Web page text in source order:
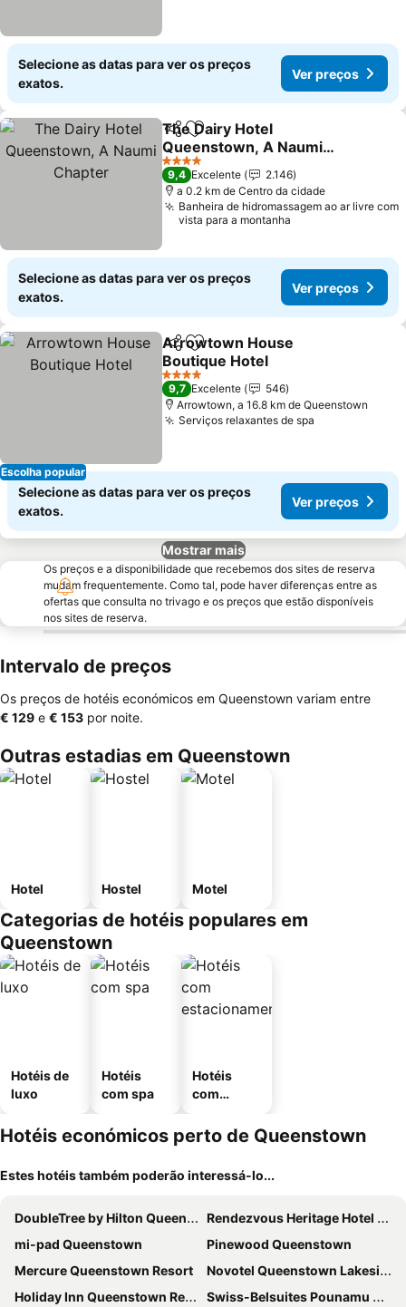
Selecione as datas para ver os preços
exatos.
Ver preços
PartilharAdicionar aos favoritos
The Dairy Hotel
Queenstown, A Naumi
Chapter
Ver preços
4 Estrelas
9,4 Excelente
2.146
a 0.2 km de Centro da cidade
Banheira de hidromassagem ao ar livre com
vista para a montanha
Selecione as datas para ver os preços
exatos.
Ver preços
Escolha popular
PartilharAdicionar aos favoritos
Arrowtown House
Boutique Hotel
Ver preços
4 Estrelas
9,7 Excelente
546
Arrowtown, a 16.8 km de Queenstown
Serviços relaxantes de spa
Selecione as datas para ver os preços
exatos.
Ver preços
Mostrar mais
Os preços e a disponibilidade que recebemos dos sites de reserva
mudam frequentemente. Como tal, pode haver diferenças entre as
ofertas que consulta no trivago e os preços que estão disponíveis
nos sites de reserva.
Intervalo de preços
Os preços de hotéis económicos em Queenstown variam entre
‎€ 129 e ‎€ 153 por noite.
Outras estadias em Queenstown
Hotel Hostel Motel
Categorias de hotéis populares em
Queenstown
Hotéis de
luxo
Hotéis
com spa
Hotéis
com
mento
Hotéis económicos perto de Queenstown
Estes hotéis também poderão interessá-lo...
DoubleTree by Hilton Queenstown
Rendezvous Heritage Hotel Queenstown
mi-pad Queenstown
Pinewood Queenstown
Mercure Queenstown Resort
Novotel Queenstown Lakeside
Holiday Inn Queenstown Remarkables Park By Ihg
Swiss-Belsuites Pounamu Queenstown